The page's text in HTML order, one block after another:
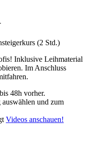
(2 Std.)
Inklusive Leihmaterial
Im Anschluss
48h vorher.
und zum
Videos anschauen!